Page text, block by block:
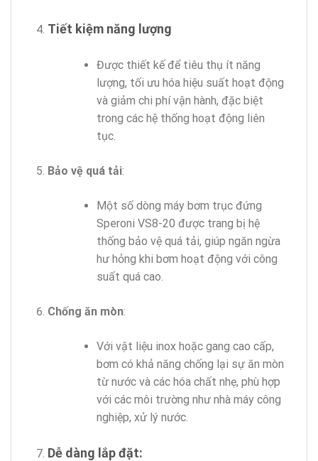
Tiết kiệm năng lượng
Được thiết kế để tiêu thụ ít năng
lượng, tối ưu hóa hiệu suất hoạt động
và giảm chi phí vận hành, đặc biệt
trong các hệ thống hoạt động liên
tục.
Bảo vệ quá tải:
Một số dòng máy bơm trục đứng
Speroni VS8-20 được trang bị hệ
thống bảo vệ quá tải, giúp ngăn ngừa
hư hỏng khi bơm hoạt động với công
suất quá cao.
Chống ăn mòn:
Với vật liệu inox hoặc gang cao cấp,
bơm có khả năng chống lại sự ăn mòn
từ nước và các hóa chất nhẹ, phù hợp
với các môi trường như nhà máy công
nghiệp, xử lý nước.
Dễ dàng lắp đặt: